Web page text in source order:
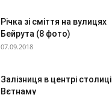
Річка зі сміття на вулицях
Бейрута (8 фото)
07.09.2018
Залізниця в центрі столиці
Вєтнаму